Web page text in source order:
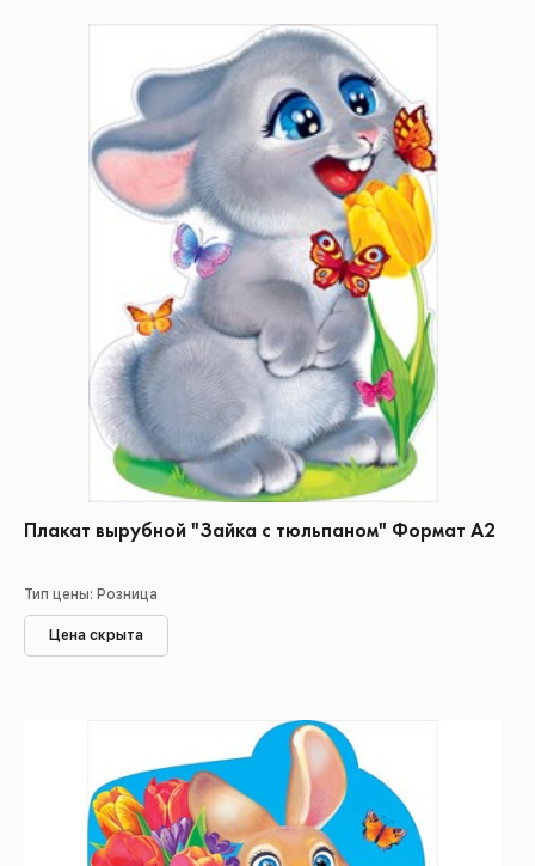
Плакат вырубной "Зайка с тюльпаном" Формат А2
Тип цены: Розница
Цена скрыта